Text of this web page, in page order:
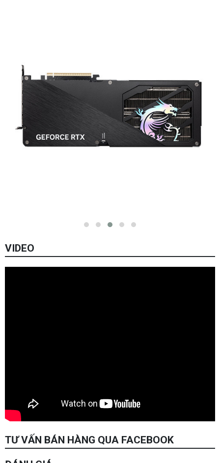
VIDEO
TƯ VẤN BÁN HÀNG QUA FACEBOOK